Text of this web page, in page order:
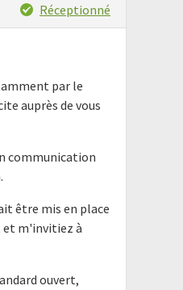
Réceptionné
par le
auprès de vous
communication
être mis en place
et m'invitiez à
ouvert,